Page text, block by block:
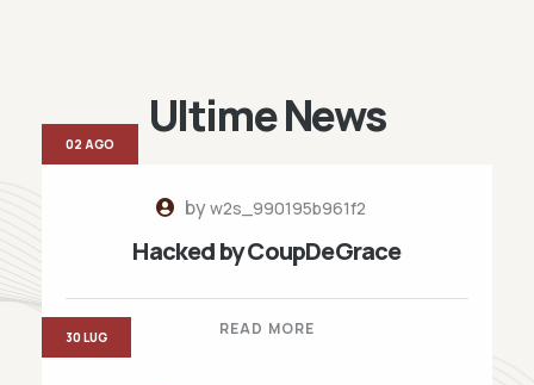
Ultime News
byw2s_990195b961f2
Hacked by CoupDeGrace
READ MORE
02 AGO
30 LUG